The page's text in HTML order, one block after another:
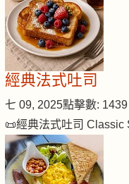
經典法式吐司
七 09, 2025點擊數: 1439
📜經典法式吐司